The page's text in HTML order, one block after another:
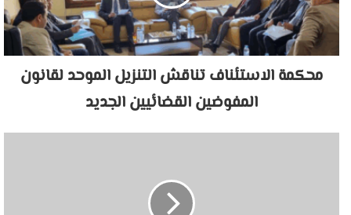
محكمة الاستئناف تناقش التنزيل الموحد لقانون
المفوضين القضائيين الجديد